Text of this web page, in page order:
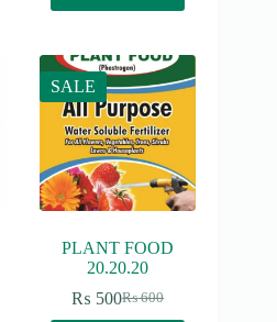
₨ 800.
₨ 700.
SALE
PLANT FOOD
20.20.20
₨600
Original
₨ 500Current